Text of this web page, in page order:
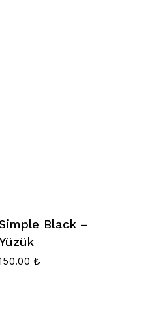
Black –
Yüzük
₺